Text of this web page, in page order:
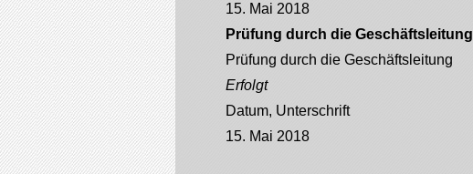
15. Mai 2018
Prüfung durch die Geschäftsleitung
Prüfung durch die Geschäftsleitung
Erfolgt
Datum, Unterschrift
15. Mai 2018